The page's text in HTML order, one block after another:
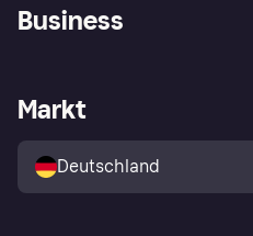
Klarna App
Shops entdecken
Käuferschutzrichtlinie
Business
Händlerportal
Markt
Deutschland